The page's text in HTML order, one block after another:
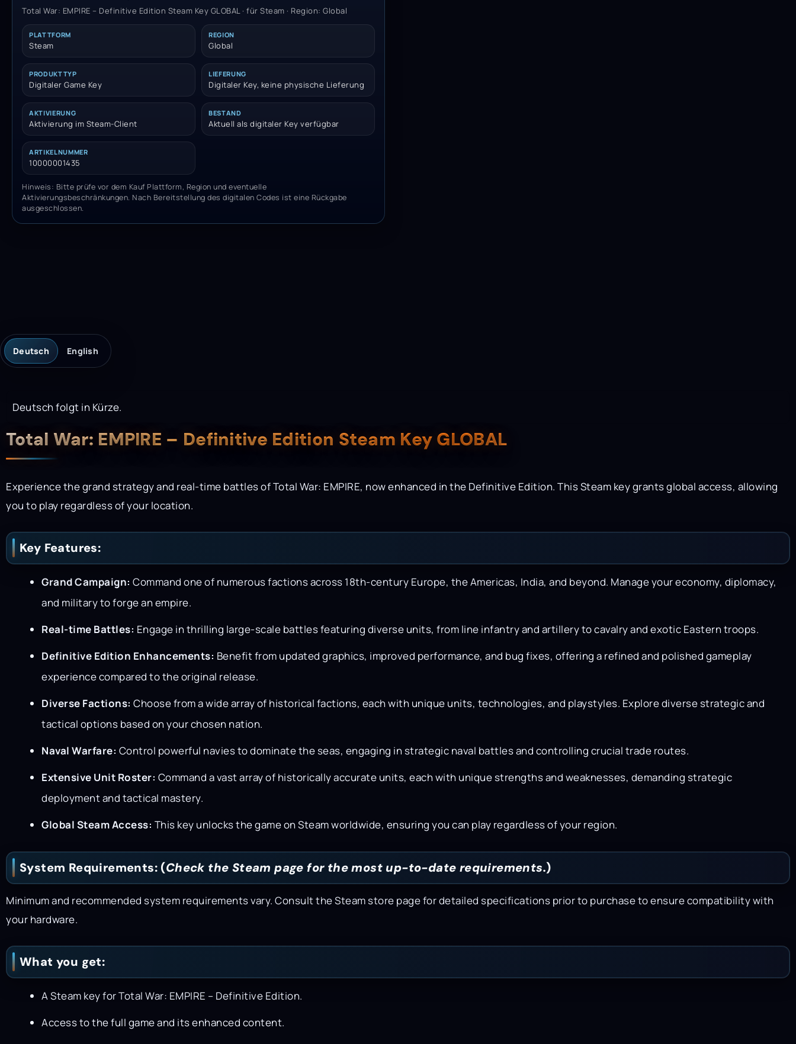
Total War: EMPIRE – Definitive Edition Steam Key GLOBAL · für Steam · Region: Global
PLATTFORM
Steam
REGION
Global
PRODUKTTYP
Digitaler Game Key
LIEFERUNG
Digitaler Key, keine physische Lieferung
AKTIVIERUNG
Aktivierung im Steam-Client
BESTAND
Aktuell als digitaler Key verfügbar
ARTIKELNUMMER
10000001435
Hinweis: Bitte prüfe vor dem Kauf Plattform, Region und eventuelle
Aktivierungsbeschränkungen. Nach Bereitstellung des digitalen Codes ist eine Rückgabe
ausgeschlossen.
Deutsch English
Deutsch folgt in Kürze.
Description
Total War: EMPIRE – Definitive Edition Steam Key GLOBAL
Experience the grand strategy and real-time battles of Total War: EMPIRE, now enhanced in the Definitive Edition. This Steam key grants global access, allowing
you to play regardless of your location.
Key Features:
Grand Campaign: Command one of numerous factions across 18th-century Europe, the Americas, India, and beyond. Manage your economy, diplomacy,
and military to forge an empire.
Real-time Battles: Engage in thrilling large-scale battles featuring diverse units, from line infantry and artillery to cavalry and exotic Eastern troops.
Definitive Edition Enhancements: Benefit from updated graphics, improved performance, and bug fixes, offering a refined and polished gameplay
experience compared to the original release.
Diverse Factions: Choose from a wide array of historical factions, each with unique units, technologies, and playstyles. Explore diverse strategic and
tactical options based on your chosen nation.
Naval Warfare: Control powerful navies to dominate the seas, engaging in strategic naval battles and controlling crucial trade routes.
Extensive Unit Roster: Command a vast array of historically accurate units, each with unique strengths and weaknesses, demanding strategic
deployment and tactical mastery.
Global Steam Access: This key unlocks the game on Steam worldwide, ensuring you can play regardless of your region.
System Requirements: (Check the Steam page for the most up-to-date requirements.)
Minimum and recommended system requirements vary. Consult the Steam store page for detailed specifications prior to purchase to ensure compatibility with
your hardware.
What you get:
A Steam key for Total War: EMPIRE – Definitive Edition.
Access to the full game and its enhanced content.